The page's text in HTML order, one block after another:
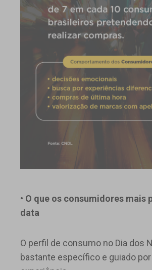
• O que os consumidores mais
data
O perfil de consumo no Dia dos
bastante específico e guiado